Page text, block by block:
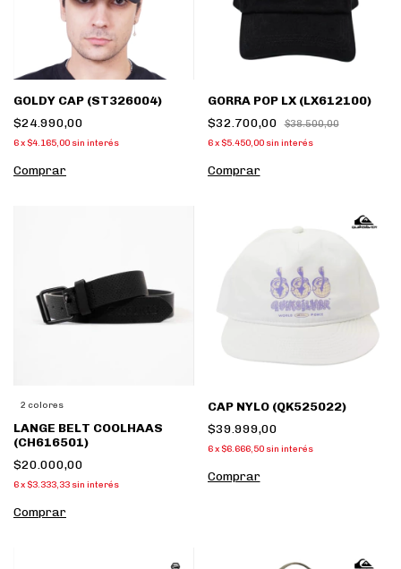
GOLDY CAP (ST326004)
$24.990,00
6x $4.165,00 sin interés
Comprar
GORRA POP LX (LX612100)
$32.700,00
$38.500,00
6 x $5.450,00 sin interés
Comprar
2 colores
LANGE BELT COOLHAAS
(CH616501)
$20.000,00
6x $3.333,33 sin interés
Comprar
CAP NYLO (QK525022)
$39.999,00
6 x $6.666,50 sin interés
Comprar